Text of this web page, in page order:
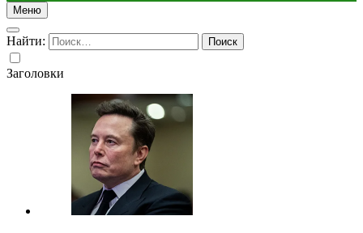
Меню
Найти:
Заголовки